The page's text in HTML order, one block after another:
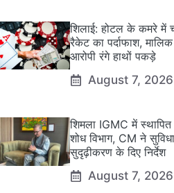
शिलाई: होटल के कमरे
रैकेट का पर्दाफाश,
आरोपी रंगे हाथों पकड़े
August 7, 2026
शिमला IGMC में स्थापित
शोध विभाग, CM ने
सुदृढ़ीकरण के दिए निर्देश
August 7, 2026